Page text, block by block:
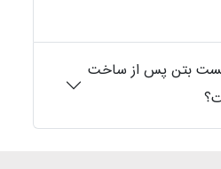
تست بتن پس از ساخت